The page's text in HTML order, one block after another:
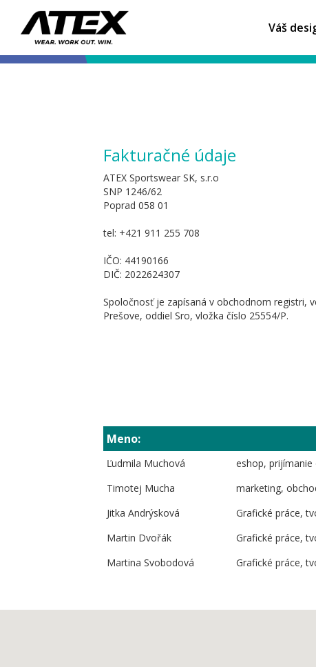
Váš
Fakturačné údaje
ATEX Sportswear SK, s.r.o
SNP 1246/62
Poprad 058 01
tel: +421 911 255 708
IČO: 44190166
DIČ: 2022624307
Spoločnosť je zapísaná v obchodnom registri,
Prešove, oddiel Sro, vložka číslo 25554/P.
Meno:
Ľudmila Muchová eshop,
Timotej Mucha
marketing,
Jitka Andrýsková
Grafické práce,
Martin Dvořák
Grafické práce,
Martina Svobodová
Grafické práce,